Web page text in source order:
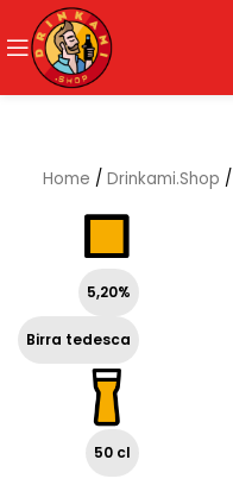
Home / Drinkami.Shop /
5,20%
Birra tedesca
50 cl